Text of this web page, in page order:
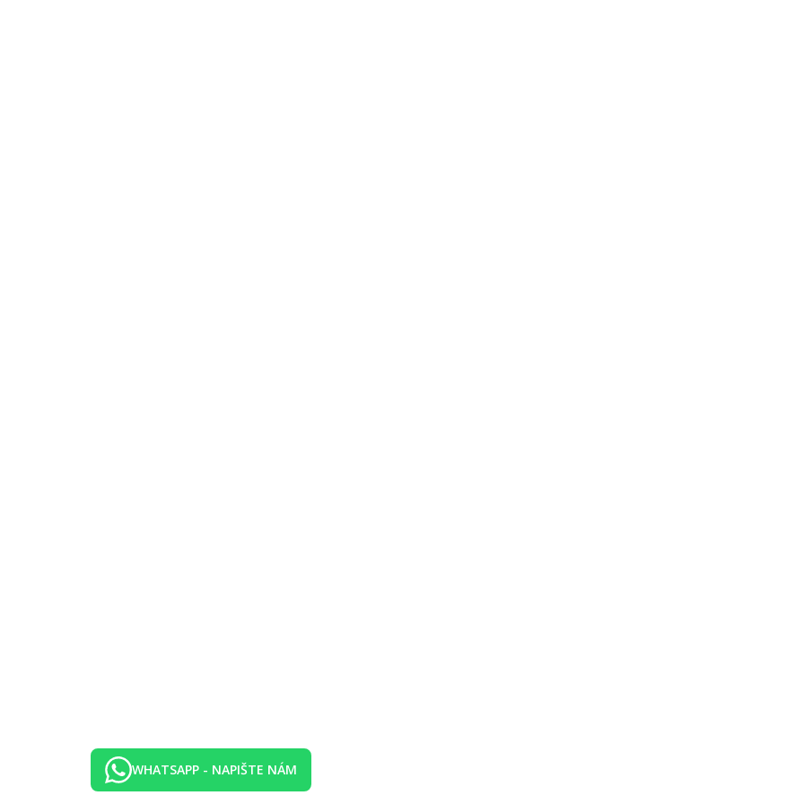
vodou. Zde jsou k dispozici lehátka (případně za poplatek).
se nachází 2 km od hotelu. Nabídka wellness: sauna za poplatek.
služby jsou závislé na ročním období a na místních klimatických podmínkách. Jazyky: angličtina, němčina, francouzština a italština.
might be closed or offered with restrictions due to COVID19 Prevention measurement. Changes can be applied without previous notice.
a také centrálně řízenou klimatizací. Koupelna se sprchou.
WHATSAPP - NAPIŠTE NÁM